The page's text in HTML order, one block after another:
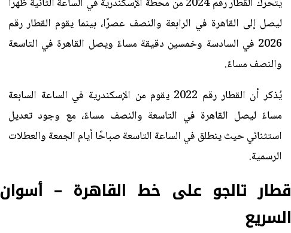
ليصل إلى القاهرة في الرابعة والنصف عصرًا، بينما يقوم القطار رقم
2026 في السادسة وخمسين دقيقة مساءً ويصل القاهرة في التاسعة
والنصف مساءً.
يُذكر أن القطار رقم 2022 يقوم من الإسكندرية في الساعة السابعة
مساءً ليصل القاهرة في التاسعة والنصف مساءً، مع وجود تعديل
استثنائي حيث ينطلق في الساعة التاسعة صباحًا أيام الجمعة والعطلات
الرسمية.
قطار تالجو على خط القاهرة – أسوان
السريع